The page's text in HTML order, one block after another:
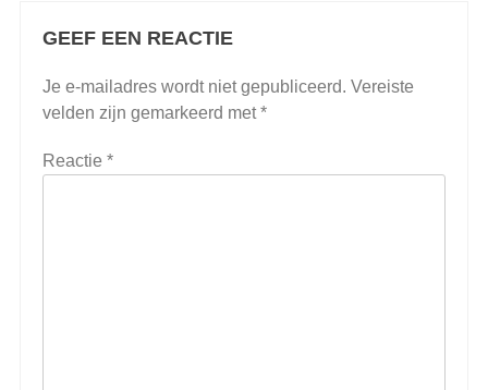
GEEF EEN REACTIE
Je e-mailadres wordt niet gepubliceerd. Vereiste
velden zijn gemarkeerd met*
Reactie *